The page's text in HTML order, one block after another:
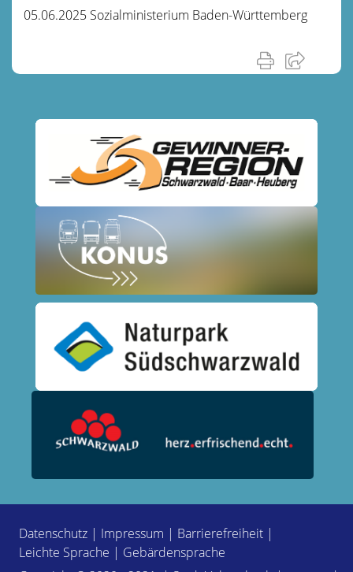
05.06.2025 Sozialministerium Baden-Württemberg
Datenschutz | Impressum | Barrierefreiheit |
Leichte Sprache | Gebärdensprache